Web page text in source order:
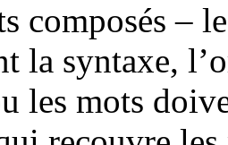
composés –
la syntaxe,
les mots